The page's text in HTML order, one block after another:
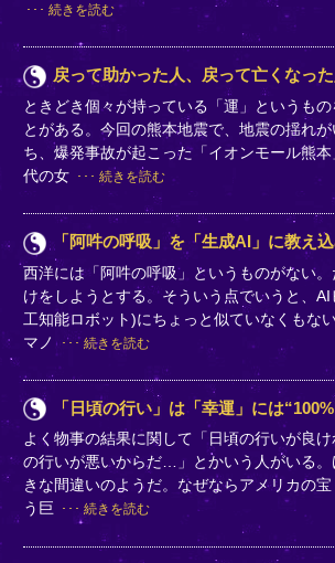
続きを読む
戻って助かった人、戻って亡くなっ
ときどき個々が持っている「運」というも
とがある。今回の熊本地震で、地震の揺れ
ち、爆発事故が起こった「イオンモール熊
代の女
続きを読む
「阿吽の呼吸」を「生成AI」に教え
西洋には「阿吽の呼吸」というものがない
けをしようとする。そういう点でいうと、AI
工知能ロボット)にちょっと似ていなくもな
マノ
続きを読む
「日頃の行い」は「幸運」には
よく物事の結果に関して「日頃の行いが良
の行いが悪いからだ…」とかいう人がいる
きな間違いのようだ。なぜならアメリカの
う巨
続きを読む